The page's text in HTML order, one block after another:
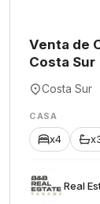
Venta de
Costa Sur
Costa Sur
CASA
x4
Rеаl